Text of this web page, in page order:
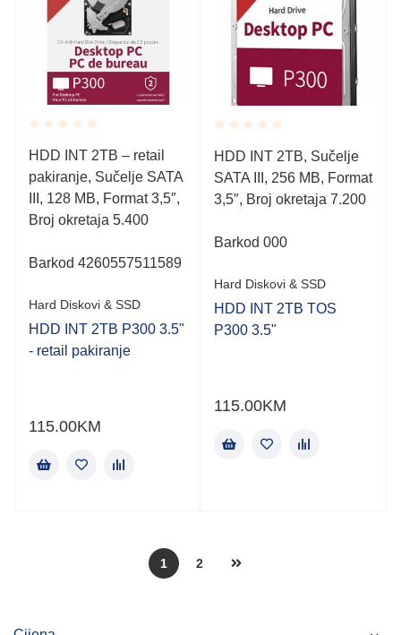
Rated
0.001
out
of
5
HDD INT 2TB – retail
pakiranje, Sučelje SATA
III, 128 MB, Format 3,5″,
Broj okretaja 5.400
Barkod 4260557511589
Hard Diskovi & SSD
HDD INT 2TB P300 3.5"
- retail pakiranje
115.00KM
Rated
0.001
out
of
5
HDD INT 2TB, Sučelje
SATA III, 256 MB, Format
3,5″, Broj okretaja 7.200
Barkod 000
Hard Diskovi & SSD
HDD INT 2TB TOS
P300 3.5"
115.00KM
1 2